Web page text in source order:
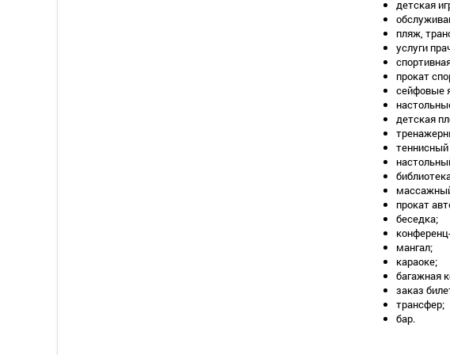
2-местный 1-
Площадь
Балкон –
Мебель –
столик,
Покрытие
Санузел –
Сервис:
- уборка
- смена белья
- смена
2-местный 2-
Площадь –
Балкон – да.
Мебель –
детская
пляж,
услуги
прокат
сейфовые
детская
теннисный
прокат
беседка;
мангал;
караоке;
багажная
заказ
трансфер;
бар.